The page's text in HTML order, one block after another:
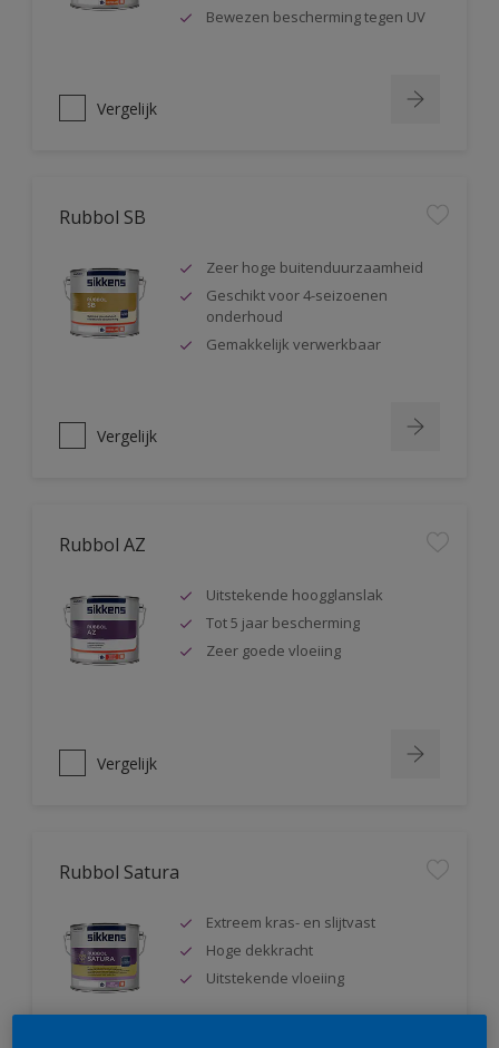
Bewezen bescherming tegen UV
Vergelijk
Rubbol SB
Zeer hoge buitenduurzaamheid
Geschikt voor 4-seizoenen
onderhoud
Gemakkelijk verwerkbaar
Vergelijk
Rubbol AZ
Uitstekende hoogglanslak
Tot 5 jaar bescherming
Zeer goede vloeiing
Vergelijk
Rubbol Satura
Extreem kras- en slijtvast
Hoge dekkracht
Uitstekende vloeiing